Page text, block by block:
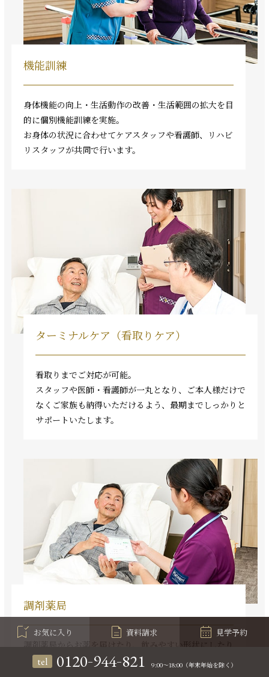
機能訓練
身体機能の向上・生活動作の改善・生活範囲の拡大を目
的に個別機能訓練を実施。
お身体の状況に合わせてケアスタッフや看護師、リハビ
リスタッフが共同で行います。
ターミナルケア（看取りケア）
看取りまでご対応が可能。
スタッフや医師・看護師が一丸となり、ご本人様だけで
なくご家族も納得いただけるよう、最期までしっかりと
サポートいたします。
調剤薬局
調剤薬局からお薬を届けたり、飲みやすい形状にしたり
するなどの対応ができ、薬剤師による専門的なご相談も
お気に入り 資料請求 見学予約
tel 0120-944-821 9:00～18:00（年末年始を除く）